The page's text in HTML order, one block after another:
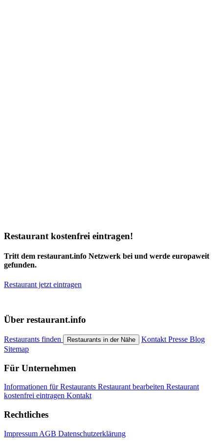
Restaurant kostenfrei eintragen!
Tritt dem restaurant.info Netzwerk bei und werde europaweit
gefunden.
Restaurant jetzt eintragen
Über restaurant.info
Restaurants finden Restaurants in der Nähe Kontakt Presse Blog
Sitemap
Für Unternehmen
Informationen für Restaurants Restaurant bearbeiten Restaurant
kostenfrei eintragen Kontakt
Rechtliches
Impressum AGB Datenschutzerklärung